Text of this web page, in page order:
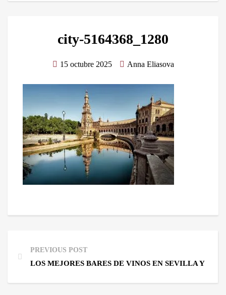
city-5164368_1280
15 octubre 2025 Anna Eliasova
PREVIOUS POST
LOS MEJORES BARES DE VINOS EN SEVILLA Y